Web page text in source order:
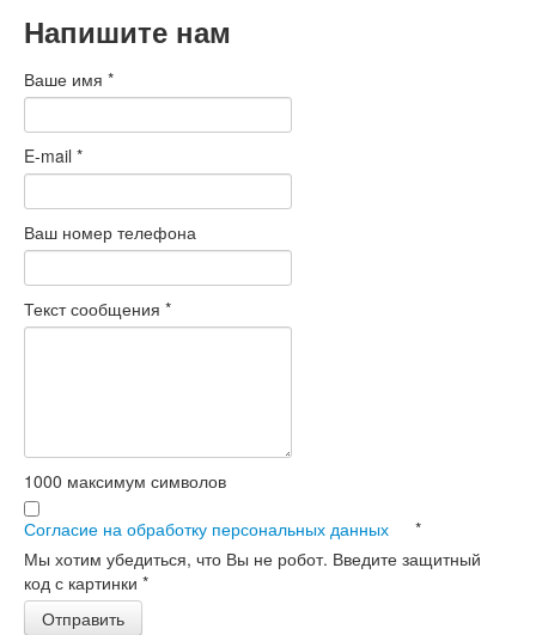
Напишите нам
Ваше имя *
E-mail *
Ваш номер телефона
Текст сообщения *
1000 максимум символов
Согласие на обработку персональных данных
*
Мы хотим убедиться, что Вы не робот. Введите защитный
код с картинки *
Отправить